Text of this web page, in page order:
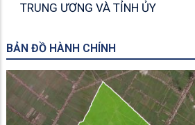
TRUNG ƯƠNG VÀ TỈNH ỦY
BẢN ĐỒ HÀNH CHÍNH